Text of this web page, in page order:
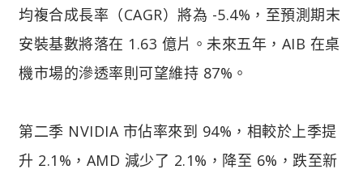
均複合成長率（CAGR）將為 -5.4%，至預測期末
安裝基數將落在 1.63 億片。未來五年，AIB 在桌
機市場的滲透率則可望維持 87%。
第二季 NVIDIA 市佔率來到 94%，相較於上季提
升 2.1%，AMD 減少了 2.1%，降至 6%，跌至新